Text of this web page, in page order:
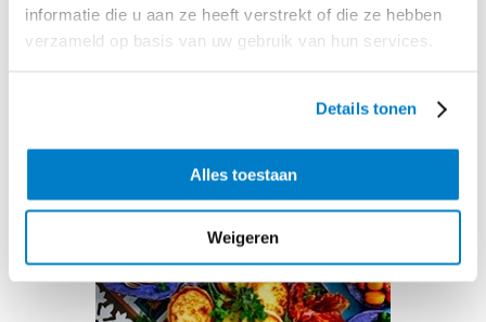
informatie die u aan ze heeft verstrekt of die ze hebben
verzameld op basis van uw gebruik van hun services.
Details tonen
Alles toestaan
Weigeren